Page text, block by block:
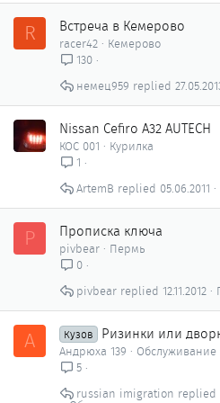
R Встреча в Кемерово
racer42
Кемерово
130
немец959
Nissan Cefiro A32 AUTECH
КОС 001
Курилка
1
05.06.2011
ArtemB
P Прописка ключа
pivbear
Пермь
0
12.11.2012
pivbear
А Кузов Ризинки или
Андрюха 139
Обслуживание
5
russian imigration